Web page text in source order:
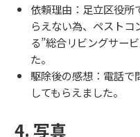
依頼理由：足立区役所
らえない為、ペストコ
る”総合リビングサー
た。
駆除後の感想：電話で
してもらえました。
4. 写真